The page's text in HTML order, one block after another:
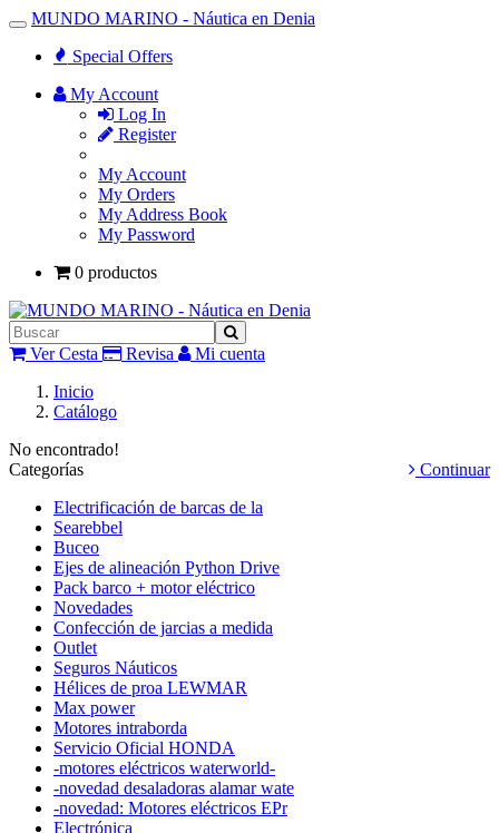
Toggle
Navigation
MUNDO MARINO - Náutica en Denia
Special Offers
My Account
Log In
Register
My Account
My Orders
My Address Book
My Password
0 productos
Ver Cesta Revisa
Mi cuenta
Inicio
Catálogo
No encontrado!
Continuar
Categorías
Electrificación de barcas de la
Searebbel
Buceo
Ejes de alineación Python Drive
Pack barco + motor eléctrico
Novedades
Confección de jarcias a medida
Outlet
Seguros Náuticos
Hélices de proa LEWMAR
Max power
Motores intraborda
Servicio Oficial HONDA
-motores eléctricos waterworld-
-novedad desaladoras alamar wate
-novedad: Motores eléctricos EPr
Electrónica